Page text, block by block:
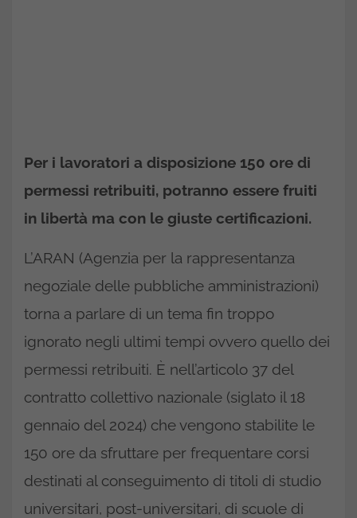
Per i lavoratori a disposizione 150 ore di
permessi retribuiti, potranno essere fruiti
in libertà ma con le giuste certificazioni.
L’ARAN (Agenzia per la rappresentanza
negoziale delle pubbliche amministrazioni)
torna a parlare di un tema fin troppo
ignorato negli ultimi tempi ovvero quello dei
permessi retribuiti. È nell’articolo 37 del
contratto collettivo nazionale (siglato il 18
gennaio del 2024) che vengono stabilite le
150 ore da sfruttare per frequentare corsi
destinati al conseguimento di titoli di studio
universitari, post-universitari, di scuole di